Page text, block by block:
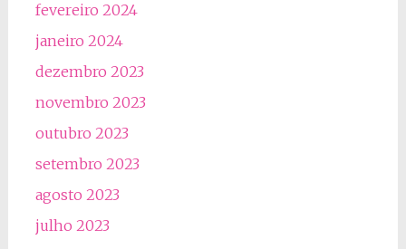
fevereiro 2024
janeiro 2024
dezembro 2023
novembro 2023
outubro 2023
setembro 2023
agosto 2023
julho 2023